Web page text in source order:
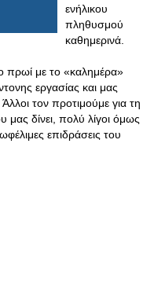
ενήλικου
πληθυσμού
καθημερινά.
πρωί με το «καλημέρα»
εργασίας και μας
τον προτιμούμε για τη
δίνει, πολύ λίγοι όμως
επιδράσεις του